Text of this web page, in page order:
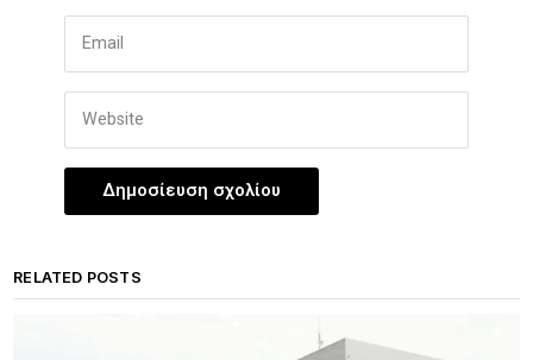
RELATED POSTS